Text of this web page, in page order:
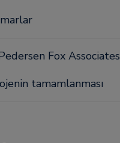
Fox Associates
tamamlanması